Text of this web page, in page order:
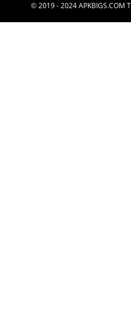
© 2019 - 2024 APKBIGS.COM